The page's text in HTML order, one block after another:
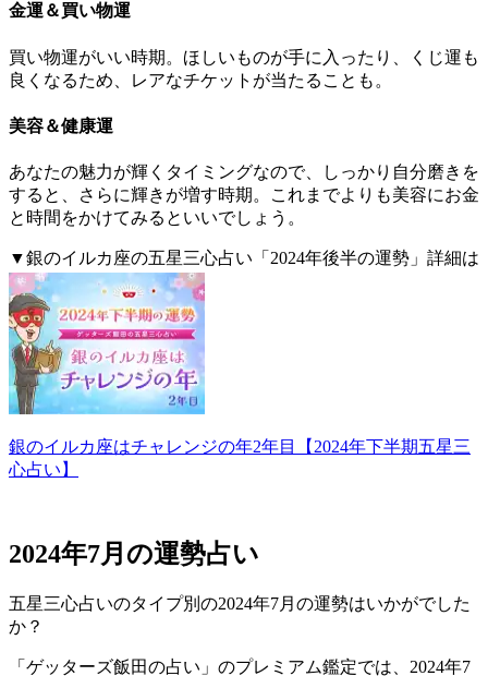
金運＆買い物運
買い物運がいい時期。ほしいものが手に入ったり、くじ運も
良くなるため、レアなチケットが当たることも。
美容＆健康運
あなたの魅力が輝くタイミングなので、しっかり自分磨きを
すると、さらに輝きが増す時期。これまでよりも美容にお金
と時間をかけてみるといいでしょう。
▼銀のイルカ座の五星三心占い「2024年後半の運勢」詳細は
こちら。
銀のイルカ座はチャレンジの年2年目【2024年下半期五星三
心占い】
2024年7月の運勢占い
五星三心占いのタイプ別の2024年7月の運勢はいかがでした
か？
「ゲッターズ飯田の占い」のプレミアム鑑定では、2024年7